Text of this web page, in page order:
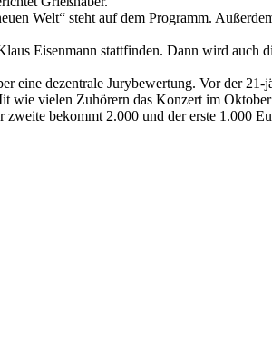
Welt“ steht auf dem Programm.
Eisenmann stattfinden. Dann wird auch
eine dezentrale Jurybewertung. Vor der
wie vielen Zuhörern das Konzert im
bekommt 2.000 und der erste 1.000